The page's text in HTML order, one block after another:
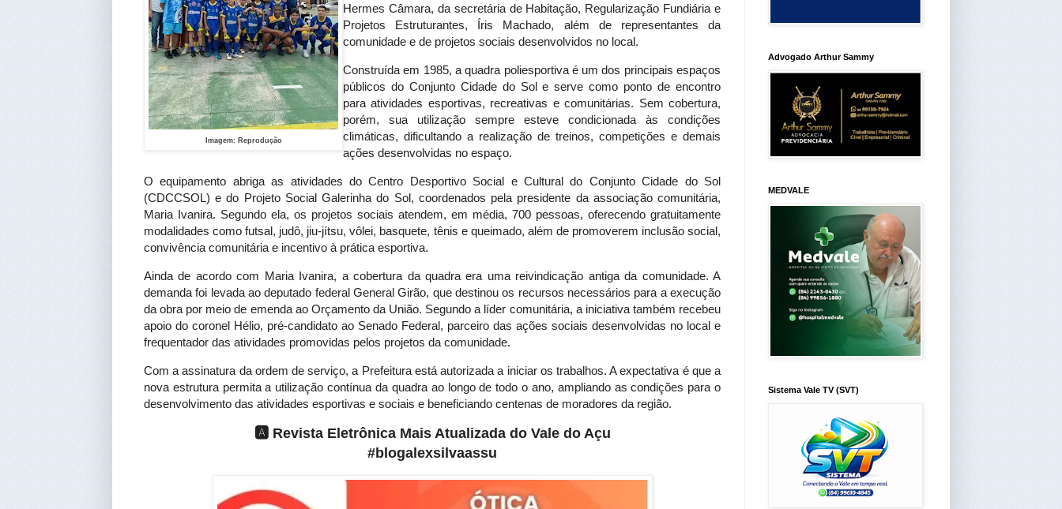
Imagem: Reprodução
Hermes Câmara, da secretária de Habitação, Regularização Fundiária e
Projetos Estruturantes, Íris Machado, além de representantes da
comunidade e de projetos sociais desenvolvidos no local.
Construída em 1985, a quadra poliesportiva é um dos principais espaços
públicos do Conjunto Cidade do Sol e serve como ponto de encontro
para atividades esportivas, recreativas e comunitárias. Sem cobertura,
porém, sua utilização sempre esteve condicionada às condições
climáticas, dificultando a realização de treinos, competições e demais
ações desenvolvidas no espaço.
O equipamento abriga as atividades do Centro Desportivo Social e Cultural do Conjunto Cidade do Sol
(CDCCSOL) e do Projeto Social Galerinha do Sol, coordenados pela presidente da associação comunitária,
Maria Ivanira. Segundo ela, os projetos sociais atendem, em média, 700 pessoas, oferecendo gratuitamente
modalidades como futsal, judô, jiu-jítsu, vôlei, basquete, tênis e queimado, além de promoverem inclusão social,
convivência comunitária e incentivo à prática esportiva.
Ainda de acordo com Maria Ivanira, a cobertura da quadra era uma reivindicação antiga da comunidade. A
demanda foi levada ao deputado federal General Girão, que destinou os recursos necessários para a execução
da obra por meio de emenda ao Orçamento da União. Segundo a líder comunitária, a iniciativa também recebeu
apoio do coronel Hélio, pré-candidato ao Senado Federal, parceiro das ações sociais desenvolvidas no local e
frequentador das atividades promovidas pelos projetos da comunidade.
Com a assinatura da ordem de serviço, a Prefeitura está autorizada a iniciar os trabalhos. A expectativa é que a
nova estrutura permita a utilização contínua da quadra ao longo de todo o ano, ampliando as condições para o
desenvolvimento das atividades esportivas e sociais e beneficiando centenas de moradores da região.
🅰️ Revista Eletrônica Mais Atualizada do Vale do Açu
#blogalexsilvaassu
Advogado Arthur Sammy
MEDVALE
Sistema Vale TV (SVT)